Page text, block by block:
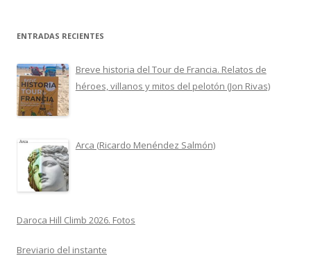
ENTRADAS RECIENTES
Breve historia del Tour de Francia. Relatos de
héroes, villanos y mitos del pelotón (Jon Rivas)
Arca (Ricardo Menéndez Salmón)
Daroca Hill Climb 2026. Fotos
Breviario del instante